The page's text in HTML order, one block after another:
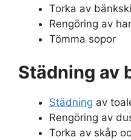
Torka av
Rengöring av
Tömma sopor
Städning av
Städning av
Rengöring av
Torka av skåp